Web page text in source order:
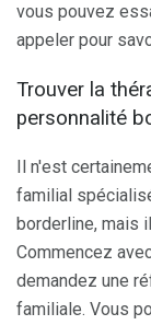
vous pouvez
appeler pour
Trouver la
personnalité
Il n'est
familial
borderline, mais
Commencez
demandez une
familiale. Vous